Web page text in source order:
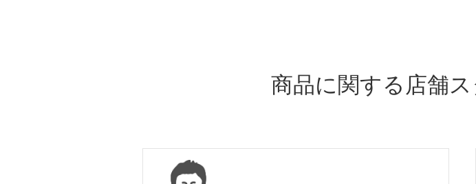
商品に関する店舗